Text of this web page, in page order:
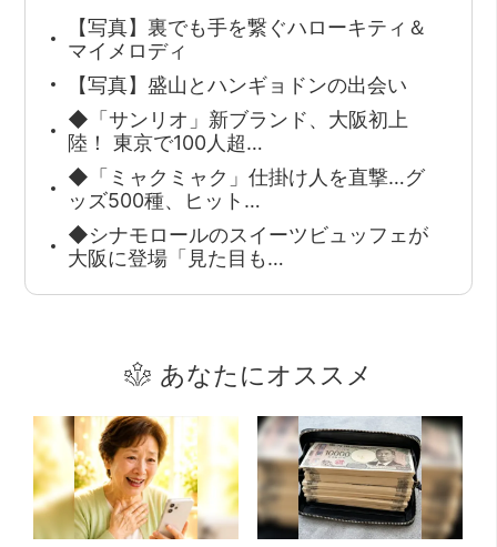
【写真】裏でも手を繋ぐハローキティ＆
マイメロディ
【写真】盛山とハンギョドンの出会い
◆「サンリオ」新ブランド、大阪初上
陸！ 東京で100人超…
◆「ミャクミャク」仕掛け人を直撃…グ
ッズ500種、ヒット…
◆シナモロールのスイーツビュッフェが
大阪に登場「見た目も…
あなたにオススメ